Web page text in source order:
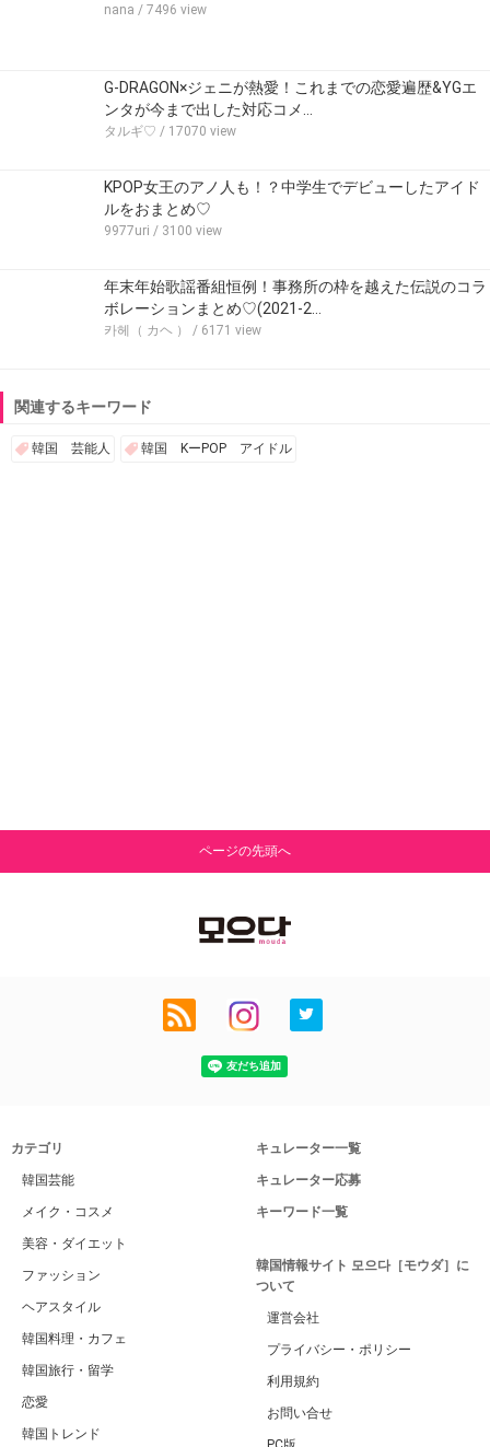
nana / 7496 view
G-DRAGON×ジェニが熱愛！これまでの恋愛遍歴&YGエ
ンタが今まで出した対応コメ…
タルギ♡ / 17070 view
KPOP女王のアノ人も！？中学生でデビューしたアイド
ルをおまとめ♡
9977uri / 3100 view
年末年始歌謡番組恒例！事務所の枠を越えた伝説のコラ
ボレーションまとめ♡(2021-2…
카헤（ カヘ ） / 6171 view
関連するキーワード
韓国 芸能人 韓国 KーPOP アイドル
ページの先頭へ
カテゴリ
韓国芸能
メイク・コスメ
美容・ダイエット
ファッション
ヘアスタイル
韓国料理・カフェ
韓国旅行・留学
恋愛
韓国トレンド
キュレーター一覧
キュレーター応募
キーワード一覧
韓国情報サイト 모으다［モウダ］に
ついて
運営会社
プライバシー・ポリシー
利用規約
お問い合せ